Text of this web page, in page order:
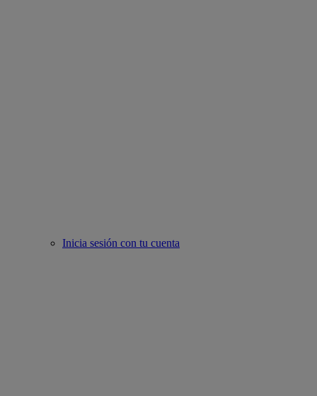
Inicia sesión con tu cuenta